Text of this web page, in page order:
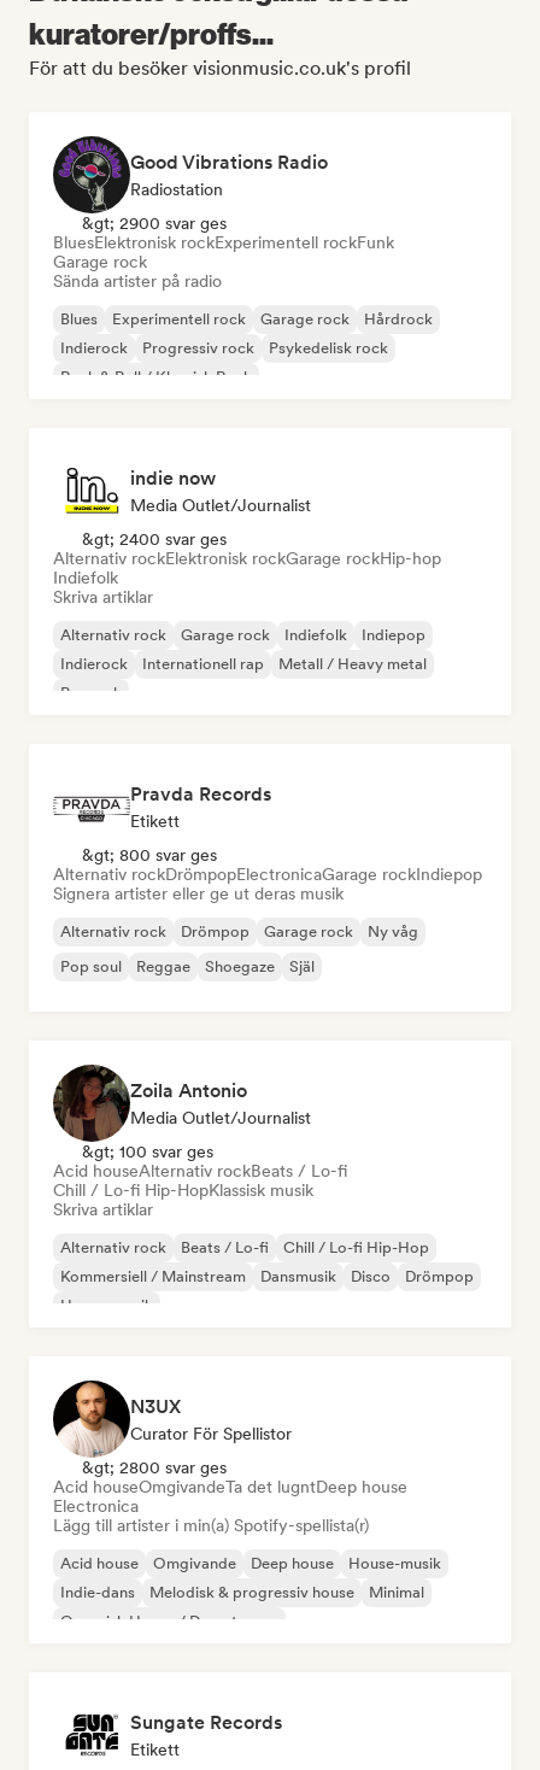
kuratorer/proffs...
För att du besöker visionmusic.co.uk's profil
Good Vibrations Radio
Radiostation
&gt; 2900 svar ges
BluesElektronisk rockExperimentell rockFunk
Garage rock
Sända artister på radio
Blues Experimentell rock Garage rock
Hårdrock
Indierock
Progressiv rock
Psykedelisk rock
Rock & Roll / Klassisk Rock
indie now
Media Outlet/Journalist
&gt; 2400 svar ges
Alternativ rockElektronisk rockGarage rockHip-hop
Indiefolk
Skriva artiklar
Alternativ rock Garage rock Indiefolk
Indiepop
Indierock
Internationell rap
Metall / Heavy metal
Poprock
Pravda Records
Etikett
&gt; 800 svar ges
Alternativ rockDrömpopElectronicaGarage rockIndiepop
Signera artister eller ge ut deras musik
Alternativ rock Drömpop Garage rock
Ny våg
Pop soul
Reggae Shoegaze Själ
Zoila Antonio
Media Outlet/Journalist
&gt; 100 svar ges
Acid houseAlternativ rockBeats / Lo-fi
Chill / Lo-fi Hip-HopKlassisk musik
Skriva artiklar
Alternativ rock Beats / Lo-fi
Chill / Lo-fi Hip-Hop
Kommersiell / Mainstream
Dansmusik Disco
Drömpop
House-musik
N3UX
Curator För Spellistor
&gt; 2800 svar ges
Acid houseOmgivandeTa det lugntDeep house
Electronica
Lägg till artister i min(a) Spotify-spellista(r)
Acid house Omgivande Deep house
House-musik
Indie-dans
Melodisk & progressiv house
Minimal
Organisk House / Downtempo
Sungate Records
Etikett